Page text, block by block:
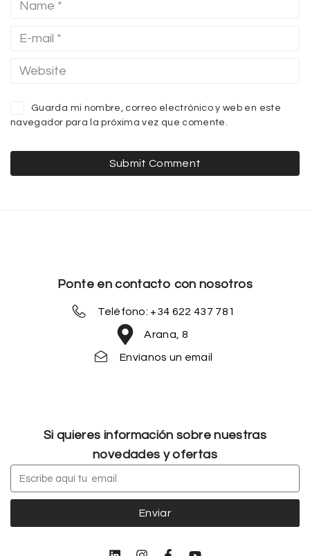
Guarda mi nombre, correo electrónico y web en este
navegador para la próxima vez que comente.
Ponte en contacto con nosotros
Teléfono: +34 622 437 781
Arana, 8
Envíanos un email
Si quieres información sobre nuestras
novedades y ofertas
Enviar